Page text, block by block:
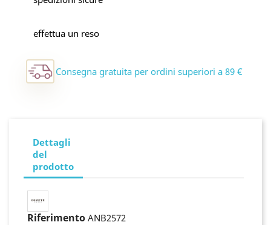
effettua un reso
Consegna gratuita per ordini superiori a 89 €
Dettagli
del
prodotto
Riferimento ANB2572